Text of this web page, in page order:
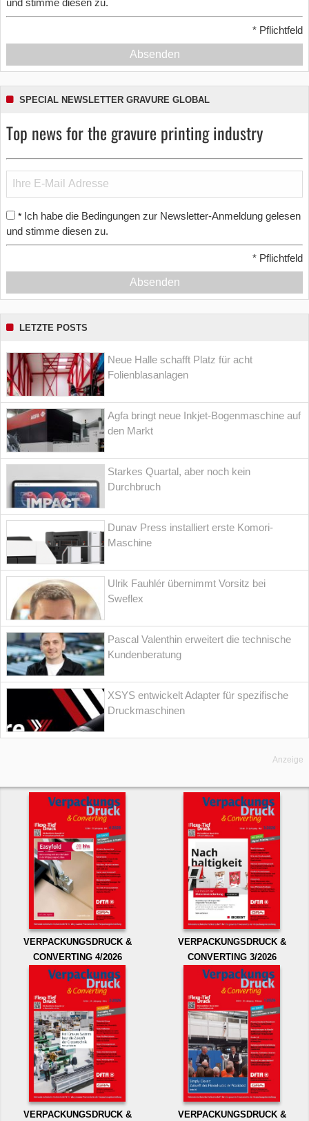
und stimme diesen zu.
* Pflichtfeld
Absenden
SPECIAL NEWSLETTER GRAVURE GLOBAL
Top news for the gravure printing industry
* Ich habe die Bedingungen zur Newsletter-Anmeldung gelesen
und stimme diesen zu.
* Pflichtfeld
Absenden
LETZTE POSTS
Neue Halle schafft Platz für acht
Folienblasanlagen
Agfa bringt neue Inkjet-Bogenmaschine auf
den Markt
Starkes Quartal, aber noch kein
Durchbruch
Dunav Press installiert erste Komori-
Maschine
Ulrik Fauhlér übernimmt Vorsitz bei
Sweflex
Pascal Valenthin erweitert die technische
Kundenberatung
XSYS entwickelt Adapter für spezifische
Druckmaschinen
Anzeige
VERPACKUNGSDRUCK &
CONVERTING 4/2026
VERPACKUNGSDRUCK &
CONVERTING 3/2026
VERPACKUNGSDRUCK &
VERPACKUNGSDRUCK &